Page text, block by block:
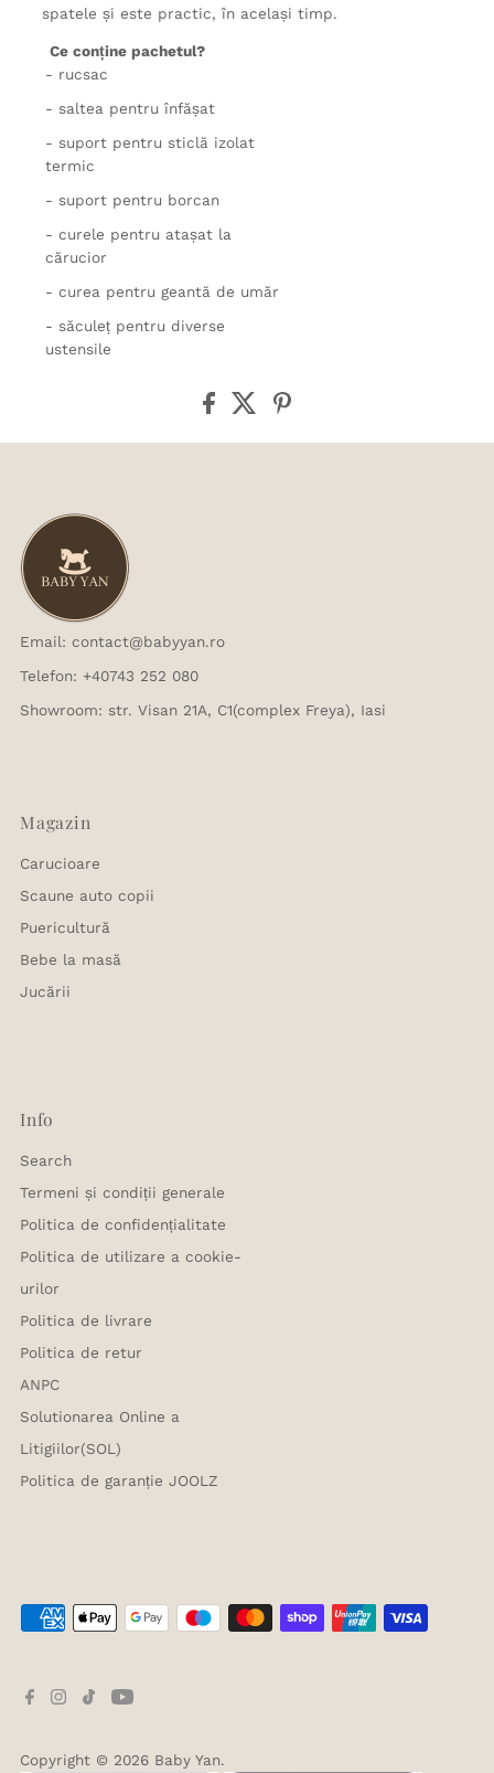
spatele și este practic, în același timp.
Ce conține pachetul?
- rucsac
- saltea pentru înfășat
- suport pentru sticlă izolat
termic
- suport pentru borcan
- curele pentru atașat la
cărucior
- curea pentru geantă de umăr
- săculeț pentru diverse
ustensile
Email: contact@babyyan.ro
Telefon: +40743 252 080
Showroom: str. Visan 21A, C1(complex Freya), Iasi
Magazin
Carucioare
Scaune auto copii
Puericultură
Bebe la masă
Jucării
Info
Search
Termeni și condiții generale
Politica de confidențialitate
Politica de utilizare a cookie-
urilor
Politica de livrare
Politica de retur
ANPC
Solutionarea Online a
Litigiilor(SOL)
Politica de garanție JOOLZ
Copyright © 2026 Baby Yan.